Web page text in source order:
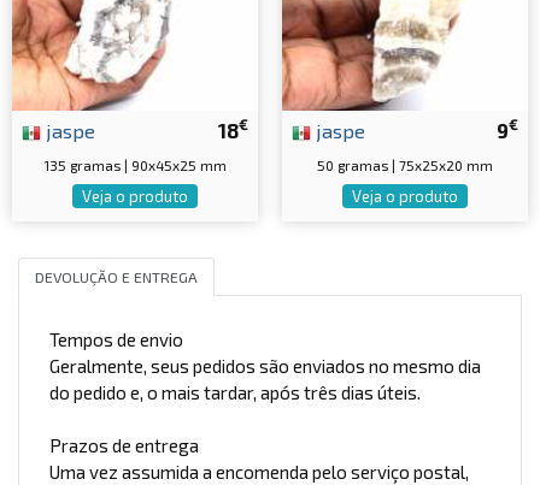
18€
jaspe
135 gramas | 90x45x25 mm
Veja o produto
9€
jaspe
50 gramas | 75x25x20 mm
Veja o produto
DEVOLUÇÃO E ENTREGA
Tempos de envio
Geralmente, seus pedidos são enviados no mesmo dia
do pedido e, o mais tardar, após três dias úteis.
Prazos de entrega
Uma vez assumida a encomenda pelo serviço postal,